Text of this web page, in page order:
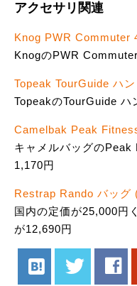
アクセサリ関連
Knog PWR Commuter
KnogのPWR
Topeak TourGuide ハ
TopeakのTourGuide ハ
Camelbak Peak
キャメルバッグの
1,170円
Restrap Rando バッグ
国内の定価が25,000円
が12,690円
hatenabookmark twitter facebook